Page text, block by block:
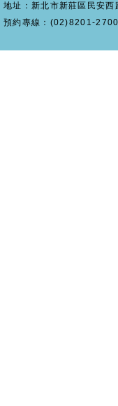
地址：新北市新莊區民安
預約專線：(02)8201-